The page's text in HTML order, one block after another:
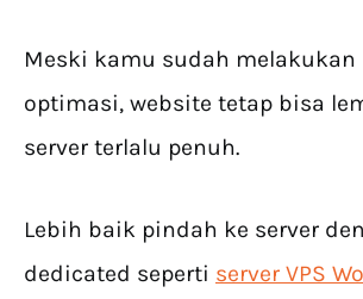
Meski kamu sudah melakukan
optimasi, website tetap bisa
server terlalu penuh.
Lebih baik pindah ke server
dedicated seperti server VPS